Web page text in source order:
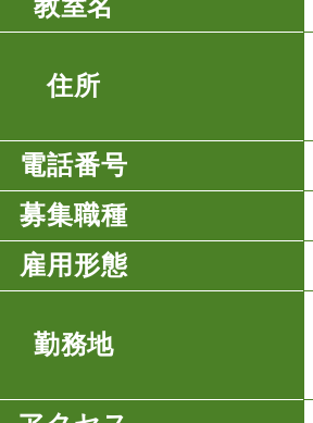
住所
電話番号
募集職種
雇用形態
勤務地